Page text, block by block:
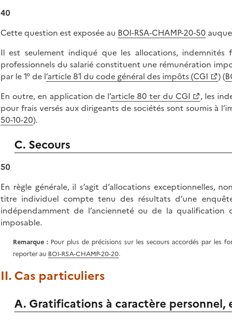
40
Cette question est exposée au BOI-RSA-CHAMP-20-50
Il est seulement indiqué que les allocations, indemnités
professionnels du salarié constituent une rémunération
par le 1° de l’article 81 du code général des impôts (CGI ) (
En outre, en application de l’article 80 ter du CGI
, les
pour frais versés aux dirigeants de sociétés sont soumis à
50-10-20).
C. Secours
50
En règle générale, il s’agit d’allocations exceptionnelles,
titre individuel compte tenu des résultats d’une
indépendamment de l’ancienneté ou de la
imposable.
Remarque :Pour plus de précisions sur les secours accordés par les
reporter au BOI-RSA-CHAMP-20-20.
II. Cas particuliers
A. Gratifications à caractère personnel,